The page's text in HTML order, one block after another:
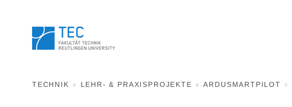
TECHNIK LEHR- & PRAXISPROJEKTE ARDUSMARTPILOT